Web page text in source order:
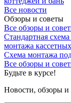
Все новости
Обзоры и советы
Все обзоры и
Стандартная
монтажа
Схема монтажа
Все обзоры и
Будьте в курсе!
Новости, обзоры и